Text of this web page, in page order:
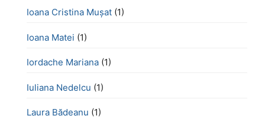
Ioana Cristina Mușat (1)
Ioana Matei (1)
Iordache Mariana (1)
Iuliana Nedelcu (1)
Laura Bădeanu (1)